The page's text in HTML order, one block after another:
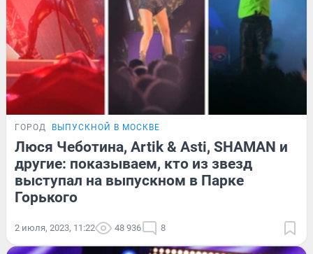
ГОРОД ВЫПУСКНОЙ В МОСКВЕ
Люся Чеботина, Artik & Asti, SHAMAN и
другие: показываем, кто из звезд
выступал на выпускном в Парке
Горького
2 июля, 2023, 11:22 48 936 8